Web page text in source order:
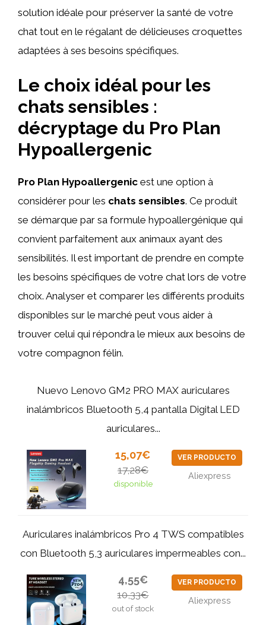
solution idéale pour préserver la santé de votre
chat tout en le régalant de délicieuses croquettes
adaptées à ses besoins spécifiques.
Le choix idéal pour les
chats sensibles :
décryptage du Pro Plan
Hypoallergenic
Pro Plan Hypoallergenic est une option à
considérer pour les chats sensibles. Ce produit
se démarque par sa formule hypoallergénique qui
convient parfaitement aux animaux ayant des
sensibilités. Il est important de prendre en compte
les besoins spécifiques de votre chat lors de votre
choix. Analyser et comparer les différents produits
disponibles sur le marché peut vous aider à
trouver celui qui répondra le mieux aux besoins de
votre compagnon félin.
Nuevo Lenovo GM2 PRO MAX auriculares
inalámbricos Bluetooth 5,4 pantalla Digital LED
auriculares...
15,07€
17,28€
disponible
VER PRODUCTO
Aliexpress
Auriculares inalámbricos Pro 4 TWS compatibles
con Bluetooth 5,3 auriculares impermeables con...
4,55€
10,33€
out of stock
VER PRODUCTO
Aliexpress